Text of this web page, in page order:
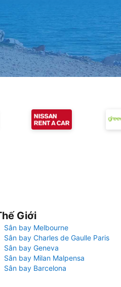
Giới
Sân bay Melbourne
Sân bay Charles de Gaulle Paris
Sân bay Geneva
Sân bay Milan Malpensa
Sân bay Barcelona